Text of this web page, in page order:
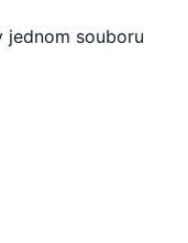
souboru